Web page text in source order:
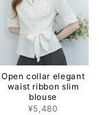
Open collar elegant
waist ribbon slim
blouse
¥5,480